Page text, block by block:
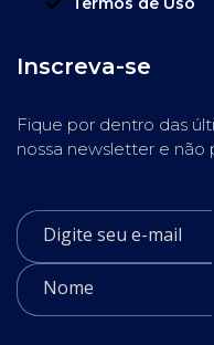
Inscreva-se
Fique por dentro das
nossa newsletter e não